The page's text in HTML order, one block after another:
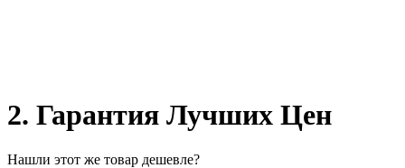
2. Гарантия Лучших Цен
Нашли этот же товар дешевле?